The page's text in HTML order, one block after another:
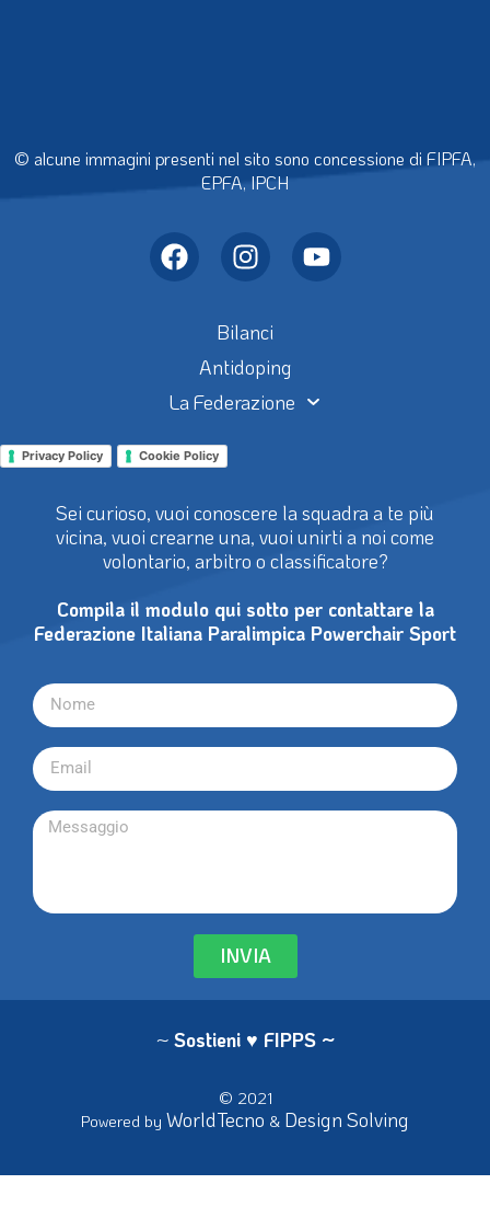
© alcune immagini presenti nel sito sono concessione di FIPFA,
EPFA, IPCH
Bilanci
Antidoping
La Federazione
Privacy Policy Cookie Policy
Sei curioso, vuoi conoscere la squadra a te più
vicina, vuoi crearne una, vuoi unirti a noi come
volontario, arbitro o classificatore?
Compila il modulo qui sotto per contattare la
Federazione Italiana Paralimpica Powerchair Sport
INVIA
~ Sostieni ♥ FIPPS ~
© 2021
Powered by WorldTecno & Design Solving